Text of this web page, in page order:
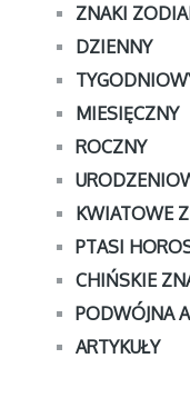
ZNAKI
DZIENNY
MIESIĘCZNY
ROCZNY
KWIATOWE
PTASI
CHIŃSKIE
PODWÓJNA
ARTYKUŁY